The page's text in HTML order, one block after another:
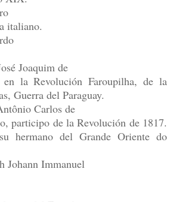
italiano.
Joaquim de
la Revolución Faroupilha, de la
Guerra del Paraguay.
Carlos de
participo de la Revolución de 1817.
hermano del Grande Oriente do
Johann Immanuel